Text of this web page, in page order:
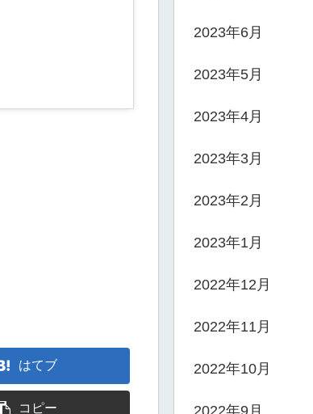
はてブ
コピー
2023年6月
2023年5月
2023年4月
2023年3月
2023年2月
2023年1月
2022年12月
2022年11月
2022年10月